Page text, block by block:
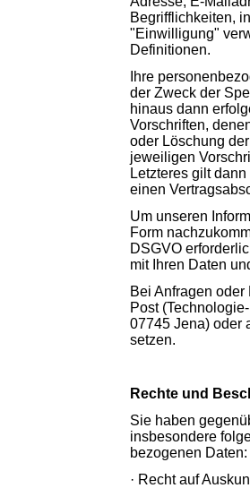
Begrifflichkeiten,
"Einwilligung"
Definitionen.
Ihre
der Zweck der
hinaus dann
Vorschriften,
oder Löschung
jeweiligen
Letzteres gilt
einen
Um unseren
Form
DSGVO
mit Ihren Daten
Bei Anfragen
Post
07745 Jena) oder
setzen.
Rechte und
Sie haben
insbesondere
bezogenen Daten:
· Recht auf